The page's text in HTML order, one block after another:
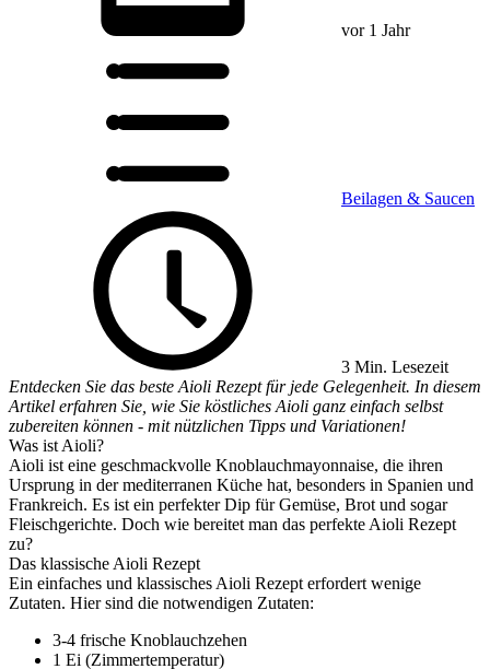
vor 1 Jahr
Beilagen & Saucen
3 Min. Lesezeit
Entdecken Sie das beste Aioli Rezept für jede Gelegenheit. In diesem
Artikel erfahren Sie, wie Sie köstliches Aioli ganz einfach selbst
zubereiten können - mit nützlichen Tipps und Variationen!
Was ist Aioli?
Aioli ist eine geschmackvolle Knoblauchmayonnaise, die ihren
Ursprung in der mediterranen Küche hat, besonders in Spanien und
Frankreich. Es ist ein perfekter Dip für Gemüse, Brot und sogar
Fleischgerichte. Doch wie bereitet man das perfekte Aioli Rezept
zu?
Das klassische Aioli Rezept
Ein einfaches und klassisches Aioli Rezept erfordert wenige
Zutaten. Hier sind die notwendigen Zutaten:
3-4 frische Knoblauchzehen
1 Ei (Zimmertemperatur)